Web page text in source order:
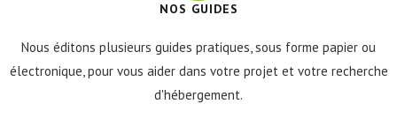
NOS GUIDES
Nous éditons plusieurs guides pratiques, sous forme papier ou
électronique, pour vous aider dans votre projet et votre recherche
d'hébergement.